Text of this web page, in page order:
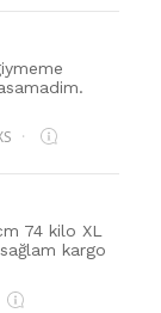
·
74 kilo XL
kargo